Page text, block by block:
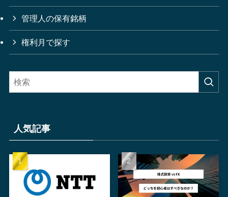
管理人の保有銘柄
権利月で探す
人気記事